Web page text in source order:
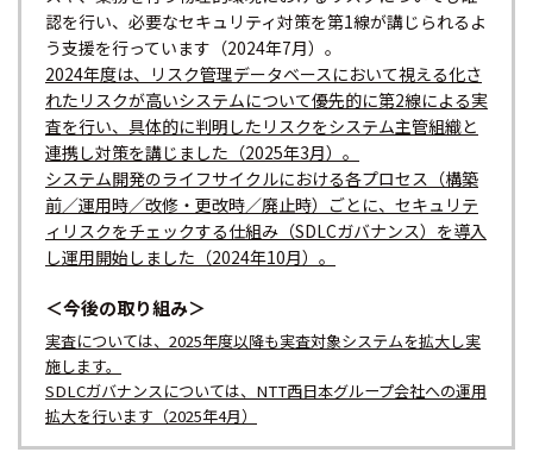
認を行い、必要なセキュリティ対策を第1線が講じられるよ
う支援を行っています（2024年7月）。
2024年度は、リスク管理データベースにおいて視える化さ
れたリスクが高いシステムについて優先的に第2線による実
査を行い、具体的に判明したリスクをシステム主管組織と
連携し対策を講じました（2025年3月）。
システム開発のライフサイクルにおける各プロセス（構築
前／運用時／改修・更改時／廃止時）ごとに、セキュリテ
ィリスクをチェックする仕組み（SDLCガバナンス）を導入
し運用開始しました（2024年10月）。
＜今後の取り組み＞
実査については、2025年度以降も実査対象システムを拡大し実
施します。
SDLCガバナンスについては、NTT西日本グループ会社への運用
拡大を行います（2025年4月）